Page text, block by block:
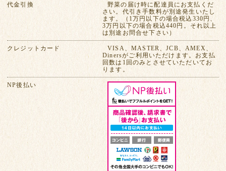
代金引換
野菜の届け時に配達員にお支払くだ
さい。代引き手数料が別途発生いたし
ます。（1万円以下の場合税込330円、
3万円以下の場合税込440円。それ以上
は別途お問合せ下さい）
クレジットカード
VISA、MASTER、JCB、AMEX、
Dinersがご利用いただけます。お支払
回数は1回のみとさせていただいてお
ります。
NP後払い